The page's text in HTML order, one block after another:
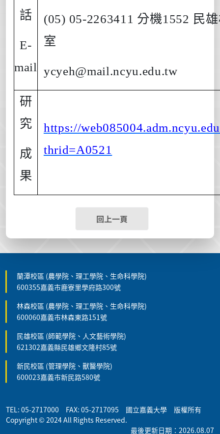
話
E-
mail
(05) 05-2263411 分機1552 民
室
ycyeh@mail.ncyu.edu.tw
研
究
成
果
https://
thrid=A0521
回上一頁
蘭潭校區 (農學院、理工學院、生命科學院)
600355嘉義市鹿寮里學府路300號
林森校區 (農學院、理工學院、生命科學院)
600060嘉義市林森東路151號
民雄校區 (師範學院、人文藝術學院)
621302嘉義縣民雄鄉文隆村85號
新民校區 (管理學院、獸醫學院)
600023嘉義市新民路580號
TEL: 05-2717000 FAX: 05-2717095 國立嘉義大學 版權所有
Copyright © 2024 All Rights Reserved.
最後更新日期：2026.08.07